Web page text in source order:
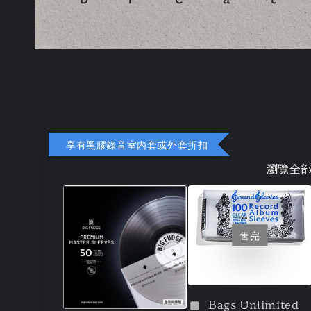
享有黑膠錄音室內套或外套折扣
瀏覽全
售完
Bags Unlimited